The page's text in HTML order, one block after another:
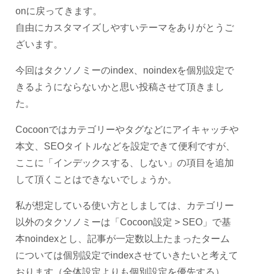
onに戻ってきます。
自由にカスタマイズしやすいテーマをありがとうご
ざいます。
今回はタクソノミーのindex、noindexを個別設定で
きるようにならないかと思い投稿させて頂きまし
た。
Cocoonではカテゴリーやタグなどにアイキャッチや
本文、SEOタイトルなどを設定できて便利ですが、
ここに「インデックスする、しない」の項目を追加
して頂くことはできないでしょうか。
私が想定している使い方としましては、カテゴリー
以外のタクソノミーは「Cocoon設定 > SEO」で基
本noindexとし、記事が一定数以上たまったターム
については個別設定でindexさせていきたいと考えて
おります（全体設定よりも個別設定を優先する）。